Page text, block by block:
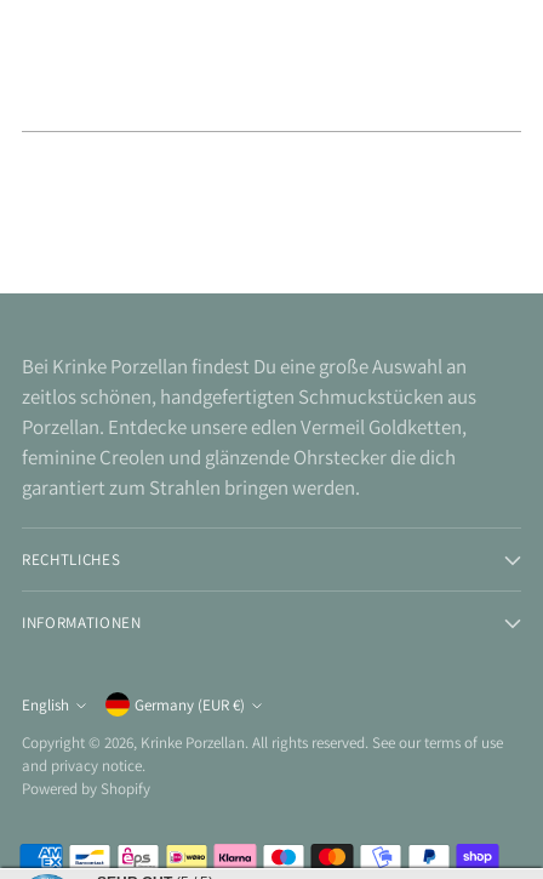
Bei Krinke Porzellan findest Du eine große Auswahl an
zeitlos schönen, handgefertigten Schmuckstücken aus
Porzellan. Entdecke unsere edlen Vermeil Goldketten,
feminine Creolen und glänzende Ohrstecker die dich
garantiert zum Strahlen bringen werden.
RECHTLICHES
INFORMATIONEN
Language
English Currency
Germany (EUR €)
Copyright © 2026, Krinke Porzellan. All rights reserved. See our terms of use
and privacy notice.
Powered by Shopify